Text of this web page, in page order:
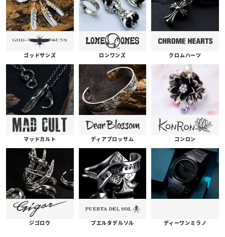
ゴッドサンズ ロンワンズ クロムハーツ
マッドカルト ディアブロッサム コンロン
ジゴロウ プエルタデルソル ディーワンミラノ